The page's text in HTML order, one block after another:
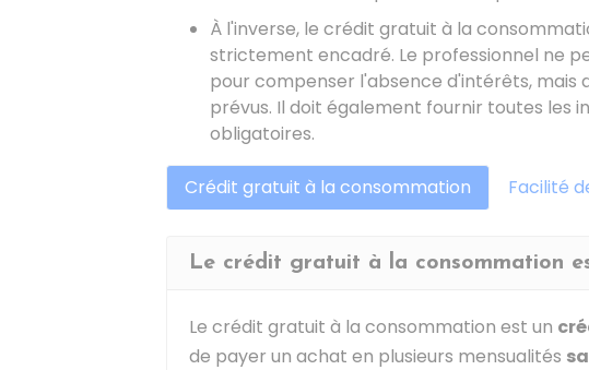
À l'inverse, le crédit gratuit à la
strictement encadré. Le professionnel ne
pour compenser l'absence d'intérêts, mais
prévus. Il doit également fournir toutes les
obligatoires.
Crédit gratuit à la consommation Facilité
Le crédit gratuit à la consommation
Le crédit gratuit à la consommation est un
de payer un achat en plusieurs mensualités